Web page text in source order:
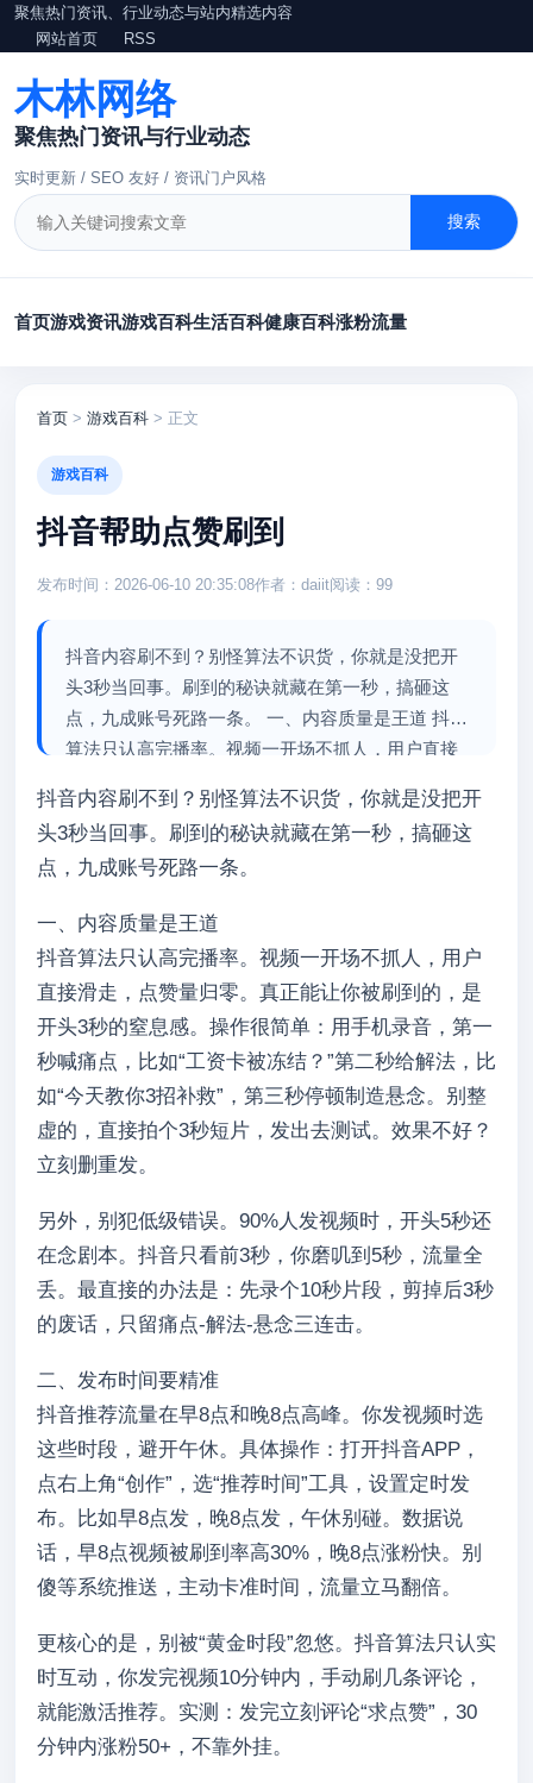
聚焦热门资讯、行业动态与站内精选内容
网站首页
RSS
木林网络
聚焦热门资讯与行业动态
实时更新 / SEO 友好 / 资讯门户风格
搜索
首页游戏资讯游戏百科生活百科健康百科涨粉流量
首页 > 游戏百科 > 正文
游戏百科
抖音帮助点赞刷到
发布时间：2026-06-10 20:35:08作者：daiit阅读：99
抖音内容刷不到？别怪算法不识货，你就是没把开
头3秒当回事。刷到的秘诀就藏在第一秒，搞砸这
点，九成账号死路一条。 一、内容质量是王道 抖音
算法只认高完播率。视频一开场不抓人，用户直接
秒的窒息感。操...
抖音内容刷不到？别怪算法不识货，你就是没把开
头3秒当回事。刷到的秘诀就藏在第一秒，搞砸这
点，九成账号死路一条。
一、内容质量是王道
抖音算法只认高完播率。视频一开场不抓人，用户
直接滑走，点赞量归零。真正能让你被刷到的，是
开头3秒的窒息感。操作很简单：用手机录音，第一
秒喊痛点，比如“工资卡被冻结？”第二秒给解法，比
如“今天教你3招补救”，第三秒停顿制造悬念。别整
虚的，直接拍个3秒短片，发出去测试。效果不好？
立刻删重发。
另外，别犯低级错误。90%人发视频时，开头5秒还
在念剧本。抖音只看前3秒，你磨叽到5秒，流量全
丢。最直接的办法是：先录个10秒片段，剪掉后3秒
的废话，只留痛点-解法-悬念三连击。
二、发布时间要精准
抖音推荐流量在早8点和晚8点高峰。你发视频时选
这些时段，避开午休。具体操作：打开抖音APP，
点右上角“创作”，选“推荐时间”工具，设置定时发
布。比如早8点发，晚8点发，午休别碰。数据说
话，早8点视频被刷到率高30%，晚8点涨粉快。别
傻等系统推送，主动卡准时间，流量立马翻倍。
更核心的是，别被“黄金时段”忽悠。抖音算法只认实
时互动，你发完视频10分钟内，手动刷几条评论，
就能激活推荐。实测：发完立刻评论“求点赞”，30
分钟内涨粉50+，不靠外挂。